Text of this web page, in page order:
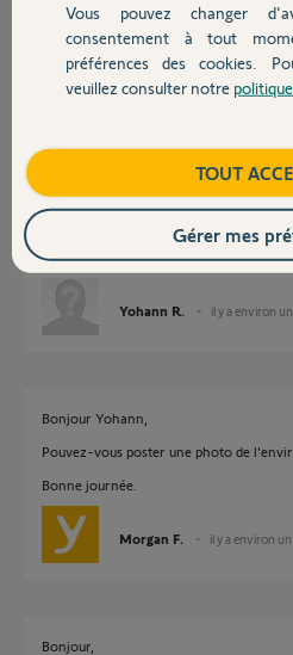
Devis avec un pro
Contact
Réponses
possède un détecteur de fumée qui
ces derniers jours. Il se déclenche
extrêmement agaçant. Je l’ai
d’air sec. Quelles sont les solutions
garantie ? L’achat a été fait il y a moins
Merci pour votre réponse.
Yohann R. il y a environ
Bonjour Yohann,
Pouvez-vous poster une photo de
Bonne journée.
Morgan F. il y a environ un
Bonjour,
Vous pouvez changer
consentement à tout
préférences des cookies.
veuillez consulter notre
TOUT
Gérer mes